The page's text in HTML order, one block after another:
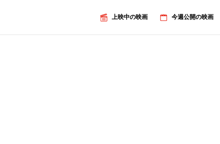
上映中の映画 今週公開の映画